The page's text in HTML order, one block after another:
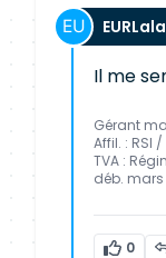
Il me
Gérant
Affil. : RSI /
TVA :
déb. mars
0